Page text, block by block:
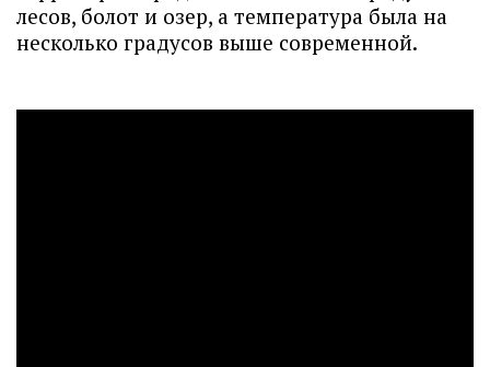
лесов, болот и озер, а температура была на
несколько градусов выше современной.